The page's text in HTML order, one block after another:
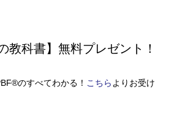
教科書】無料プレゼント！
のすべてわかる！ こちら よりお受け